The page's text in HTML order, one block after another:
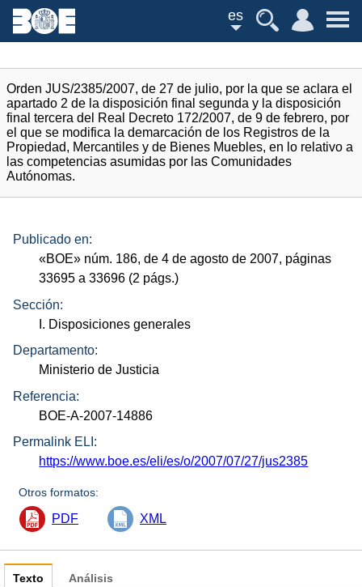
es
Orden JUS/2385/2007, de 27 de julio, por la que se aclara el
apartado 2 de la disposición final segunda y la disposición
final tercera del Real Decreto 172/2007, de 9 de febrero, por
el que se modifica la demarcación de los Registros de la
Propiedad, Mercantiles y de Bienes Muebles, en lo relativo a
las competencias asumidas por las Comunidades
Autónomas.
Publicado en:
«BOE» núm. 186, de 4 de agosto de 2007, páginas
33695 a 33696 (2 págs.)
Sección:
I. Disposiciones generales
Departamento:
Ministerio de Justicia
Referencia:
BOE-A-2007-14886
Permalink ELI:
https://www.boe.es/eli/es/o/2007/07/27/jus2385
Otros formatos:
PDF XML
Texto Análisis